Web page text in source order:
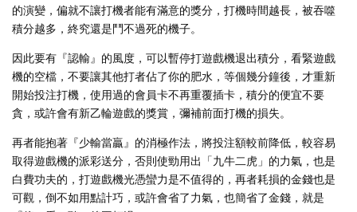
的演變，偏就不讓打機者能有滿意的獎分，打機時間越長，被吞噬
積分越多，終究還是鬥不過死的機子。
因此要有『認輸』的風度，可以暫停打遊戲機退出積分，看緊遊戲
機的空檔，不要讓其他打者佔了你的肥水，等個幾分鐘後，才重新
開始投注打機，使用過的會員卡不再重覆插卡，積分的便宜不要
貪，或許會有新乙輪遊戲的獎賞，彌補前面打機的損失。
再者能抱著『少輸當贏』的消極作法，將投注額較前降低，較容易
取得遊戲機的派彩送分，否則使勁用出「九牛二虎」的力氣，也是
白費功夫的，打遊戲機光憑蠻力是不值得的，再者耗損的金錢也是
可觀，倒不如用點計巧，或許會省了力氣，也簡省了金錢，就是